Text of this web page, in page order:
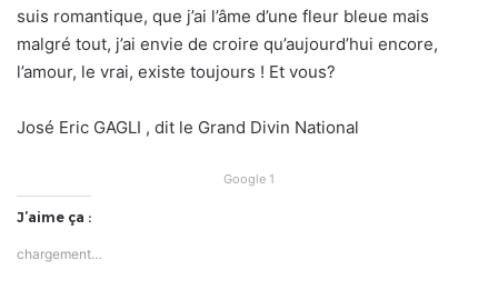
suis romantique, que j’ai l’âme d’une fleur bleue mais
malgré tout, j’ai envie de croire qu’aujourd’hui encore,
l’amour, le vrai, existe toujours ! Et vous?
José Eric GAGLI , dit le Grand Divin National
Google 1
J’aime ça :
chargement…